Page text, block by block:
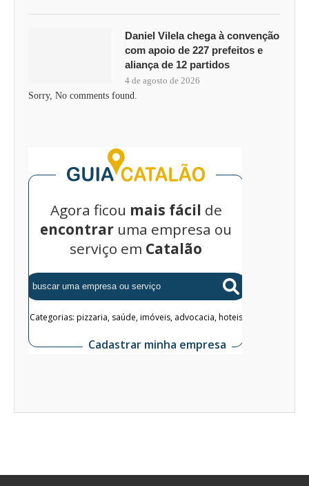
Daniel Vilela chega à convenção
com apoio de 227 prefeitos e
aliança de 12 partidos
4 de agosto de 2026
Sorry, No comments found.